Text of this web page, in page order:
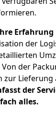
Erfahrung
der
der
zur Lieferung
der
alles.